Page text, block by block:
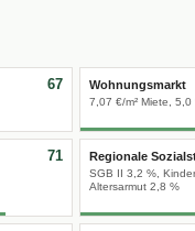
67 Wohnungsmarkt
7,07 €/m² Miete,
71 Regionale
SGB II 3,2 %,
Altersarmut 2,8 %